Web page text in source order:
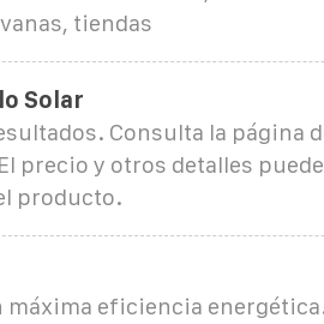
tiendas
Solar
Consulta la página
precio y otros detalles
producto.
eficiencia